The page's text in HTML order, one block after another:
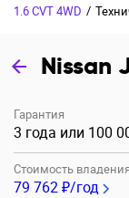
1.6 CVT 4WD /
Nissan
Гарантия
3 года или 100
Стоимость
79 762 ₽/год